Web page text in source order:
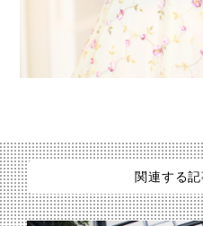
関連する